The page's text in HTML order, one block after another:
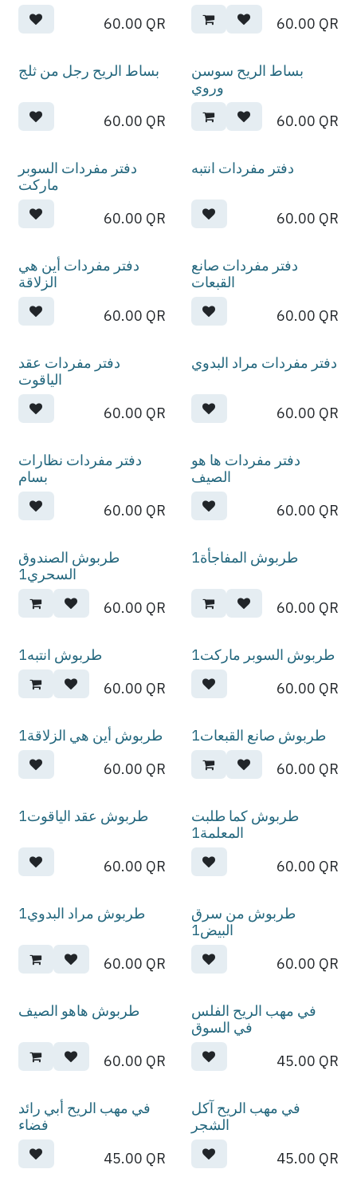
60.00 QR
60.00 QR
بساط الريح رجل من ثلج
60.00 QR
بساط الريح سوسن
وروي
60.00 QR
دفتر مفردات السوبر
ماركت
60.00 QR
دفتر مفردات انتبه
60.00 QR
دفتر مفردات أين هي
الزلاقة
60.00 QR
دفتر مفردات صانع
القبعات
60.00 QR
دفتر مفردات عقد
الياقوت
60.00 QR
دفتر مفردات مراد البدوي
60.00 QR
دفتر مفردات نظارات
بسام
60.00 QR
دفتر مفردات ها هو
الصيف
60.00 QR
طربوش الصندوق
السحري1
60.00 QR
طربوش المفاجأة1
60.00 QR
طربوش انتبه1
60.00 QR
طربوش السوبر ماركت1
60.00 QR
طربوش أين هي الزلاقة1
60.00 QR
طربوش صانع القبعات1
60.00 QR
طربوش عقد الياقوت1
60.00 QR
طربوش كما طلبت
المعلمة1
60.00 QR
طربوش مراد البدوي1
60.00 QR
طربوش من سرق
البيض1
60.00 QR
طربوش هاهو الصيف
60.00 QR
في مهب الريح الفلس
في السوق
45.00 QR
في مهب الريح أبي رائد
فضاء
45.00 QR
في مهب الريح آكل
الشجر
45.00 QR